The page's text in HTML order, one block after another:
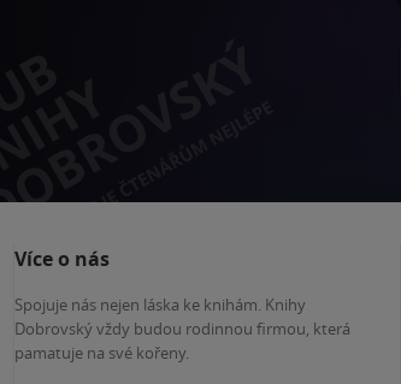
Více o nás
Spojuje nás nejen láska ke knihám. Knihy
Dobrovský vždy budou rodinnou firmou, která
pamatuje na své kořeny.